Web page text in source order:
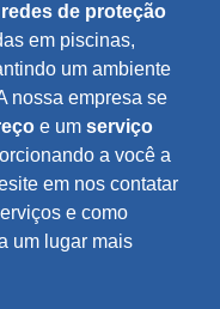
redes de proteção
em piscinas,
um ambiente
nossa empresa se
e um serviço
a você a
em nos contatar
e como
um lugar mais